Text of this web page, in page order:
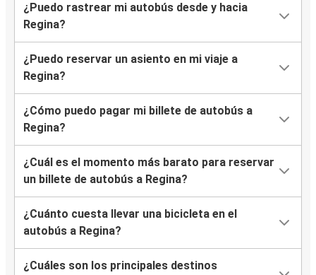
¿Puedo rastrear mi autobús desde y hacia
Regina?
¿Puedo reservar un asiento en mi viaje a
Regina?
¿Cómo puedo pagar mi billete de autobús a
Regina?
¿Cuál es el momento más barato para reservar
un billete de autobús a Regina?
¿Cuánto cuesta llevar una bicicleta en el
autobús a Regina?
¿Cuáles son los principales destinos